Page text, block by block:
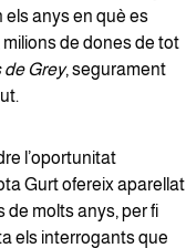
els anys en què es
milions de dones de tot
de Grey, segurament
l’oportunitat
Gurt ofereix aparellat
de molts anys, per fi
els interrogants que